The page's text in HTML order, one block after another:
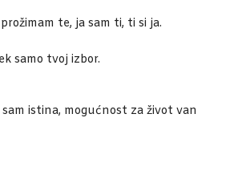
te, ja sam ti, ti si ja.
samo tvoj izbor.
sam istina, mogućnost za život van